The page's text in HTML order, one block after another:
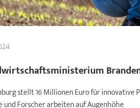
stellt 16 Millionen Euro für innovative
und Forscher arbeiten auf Augenhöhe